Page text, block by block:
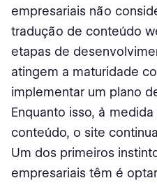
empresariais não
tradução de conteúdo
etapas de
atingem a maturidade
implementar um plano
Enquanto isso, à
conteúdo, o site
Um dos primeiros
empresariais têm é